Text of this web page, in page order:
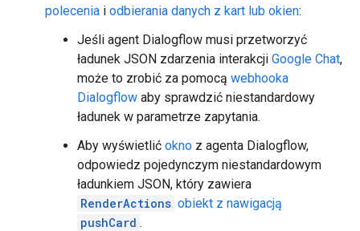
polecenia i odbierania danych z kart lub okien:
Jeśli agent Dialogflow musi przetworzyć
ładunek JSON zdarzenia interakcji Google Chat,
może to zrobić za pomocą webhooka
Dialogflow aby sprawdzić niestandardowy
ładunek w parametrze zapytania.
Aby wyświetlić okno z agenta Dialogflow,
odpowiedz pojedynczym niestandardowym
ładunkiem JSON, który zawiera
RenderActions obiekt z nawigacją
pushCard .